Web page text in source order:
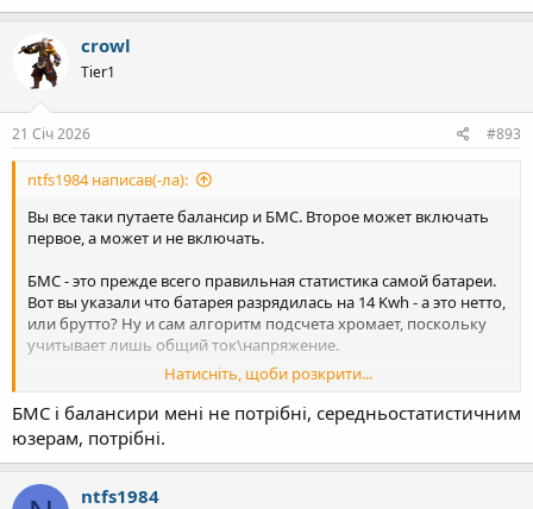
crowl
Tier1
21 Січ 2026 #893
ntfs1984 написав(-ла):
Вы все таки путаете балансир и БМС. Второе может включать
первое, а может и не включать.
БМС - это прежде всего правильная статистика самой батареи.
Вот вы указали что батарея разрядилась на 14 Kwh - а это нетто,
или брутто? Ну и сам алгоритм подсчета хромает, поскольку
учитывает лишь общий ток\напряжение.
И потом, это предохранитель. Если вы думаете что поставили
50.8 В нижним порогом разряда, и на этом все - то у меня для
вас плохие новости, которые вы сами можете проверить при
помощи амперметра.
Если у вас зимой случайно окошко и в помещении окажется
Натисніть, щоби розкрити...
БМС і балансири мені не потрібні, середньостатистичним
юзерам, потрібні.
ntfs1984